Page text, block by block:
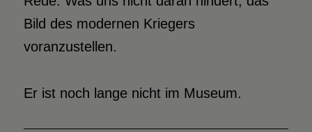
Bild des modernen Kriegers
voranzustellen.
Er ist noch lange nicht im Museum.